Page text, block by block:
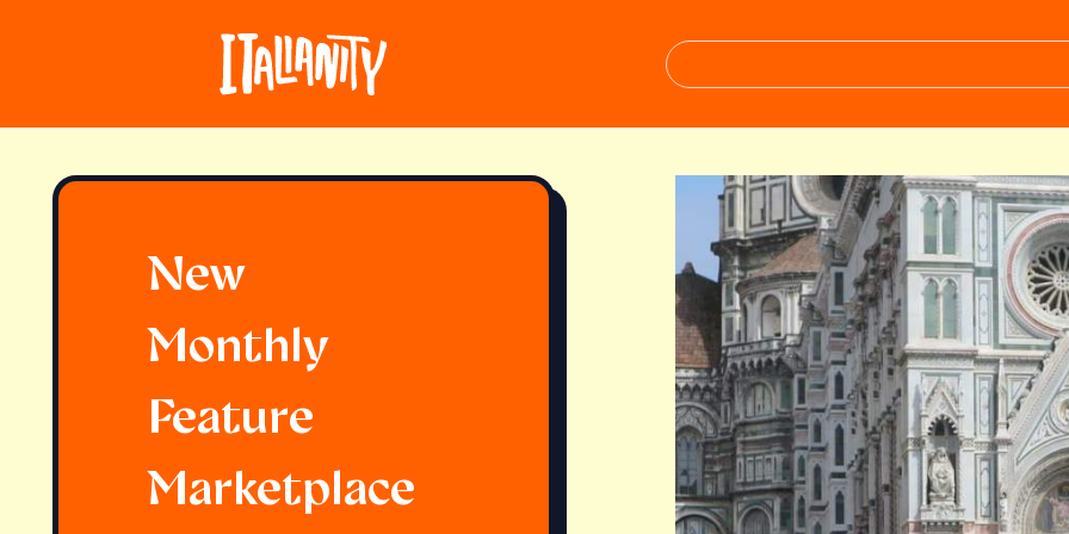
New
Monthly
Feature
Marketplace